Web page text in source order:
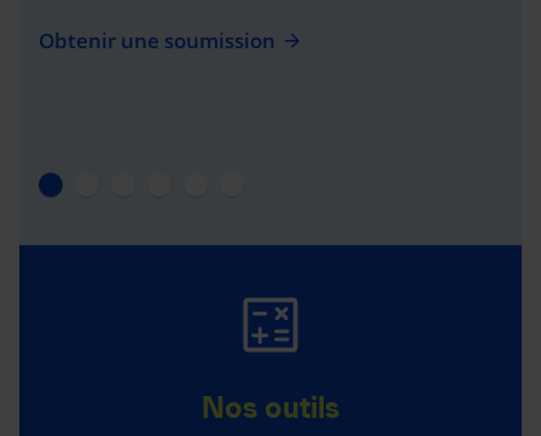
Obtenir une soumission
Nos outils